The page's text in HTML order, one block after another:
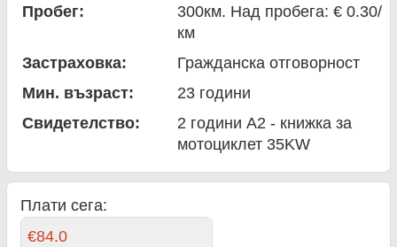
Пробег:
300км. Над пробега: € 0.30/
км
Застраховка:
Гражданска отговорност
Мин. възраст:
23 години
Свидетелство:
2 години A2 - книжка за
мотоциклет 35KW
Плати сега:
€84.0